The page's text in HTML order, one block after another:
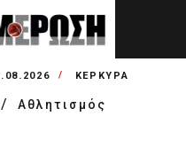
ΚΕΡΚΥΡΑ
Αθλητισμός